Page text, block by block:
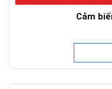
Cảm